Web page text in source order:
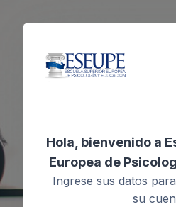
Hola, bienvenido a
Europea de
Ingrese sus datos
su